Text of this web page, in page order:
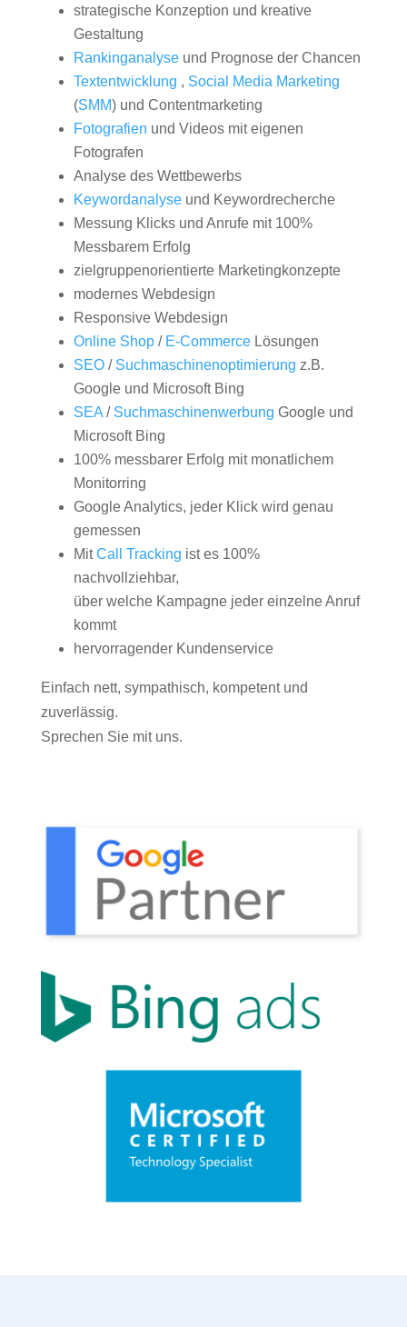
strategische Konzeption und kreative
Gestaltung
Rankinganalyseund Prognose der Chancen
Textentwicklung , Social Media Marketing
(SMM) und Contentmarketing
Fotografien und Videos mit eigenen
Fotografen
Analyse des Wettbewerbs
Keywordanalyseund Keywordrecherche
Messung Klicks und Anrufe mit 100%
Messbarem Erfolg
zielgruppenorientierte Marketingkonzepte
modernes Webdesign
Responsive Webdesign
Online Shop/ E-CommerceLösungen
SEO/ Suchmaschinenoptimierung z.B.
Google und Microsoft Bing
SEA/ Suchmaschinenwerbung Google und
Microsoft Bing
100% messbarer Erfolg mit monatlichem
Monitorring
Google Analytics, jeder Klick wird genau
gemessen
MitCall Tracking ist es 100%
nachvollziehbar,
über welche Kampagne jeder einzelne Anruf
kommt
hervorragender Kundenservice
Einfach nett, sympathisch, kompetent und
zuverlässig.
Sprechen Sie mit uns.